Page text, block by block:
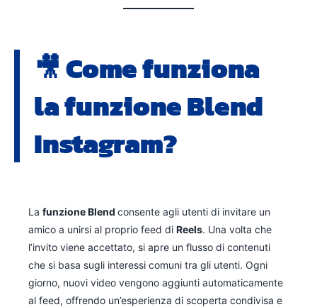
🎥Come funziona
la funzione Blend
Instagram?
La funzione Blend consente agli utenti di invitare un
amico a unirsi al proprio feed di Reels. Una volta che
l’invito viene accettato, si apre un flusso di contenuti
che si basa sugli interessi comuni tra gli utenti. Ogni
giorno, nuovi video vengono aggiunti automaticamente
al feed, offrendo un’esperienza di scoperta condivisa e